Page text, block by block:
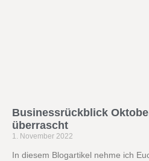
Businessrückblick
überrascht
1. November 2022
In diesem Blogartikel nehme ich